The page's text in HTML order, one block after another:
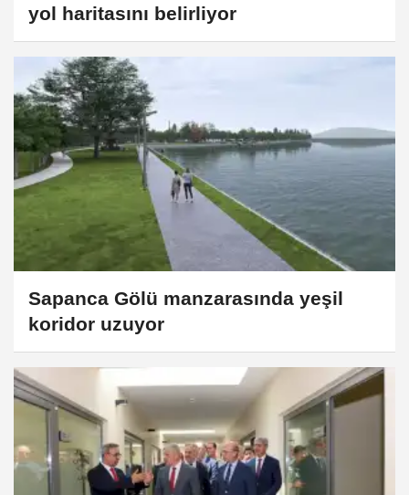
yol haritasını belirliyor
Sapanca Gölü manzarasında yeşil
koridor uzuyor